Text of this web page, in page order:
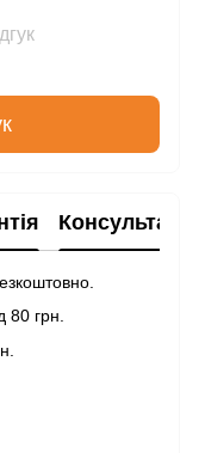
Консультація
80 грн.